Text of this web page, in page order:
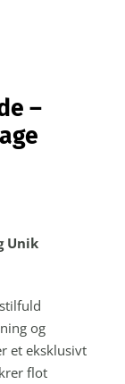
–
Unik
og
et eksklusivt
flot